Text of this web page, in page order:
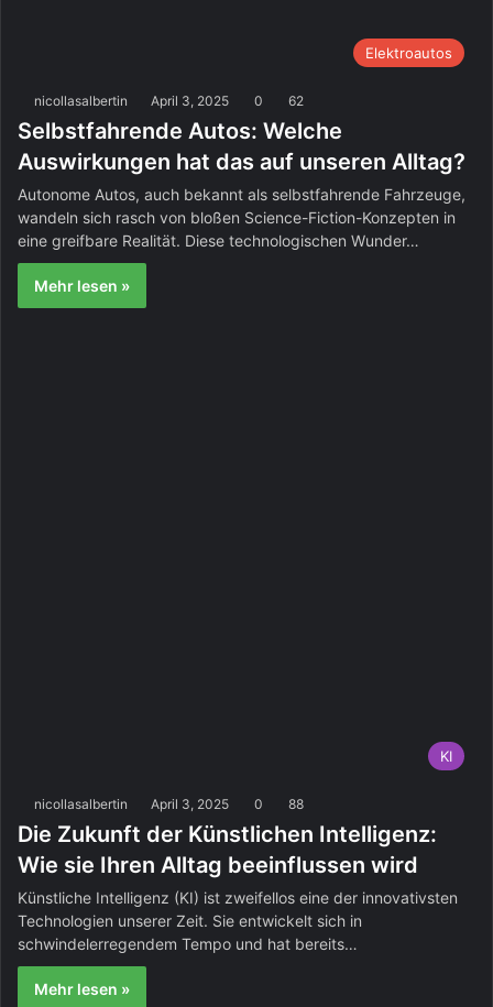
Elektroautos
nicollasalbertin April 3, 2025 0 62
Selbstfahrende Autos: Welche
Auswirkungen hat das auf unseren Alltag?
Autonome Autos, auch bekannt als selbstfahrende Fahrzeuge,
wandeln sich rasch von bloßen Science-Fiction-Konzepten in
eine greifbare Realität. Diese technologischen Wunder…
Mehr lesen »
KI
nicollasalbertin April 3, 2025 0 88
Die Zukunft der Künstlichen Intelligenz:
Wie sie Ihren Alltag beeinflussen wird
Künstliche Intelligenz (KI) ist zweifellos eine der innovativsten
Technologien unserer Zeit. Sie entwickelt sich in
schwindelerregendem Tempo und hat bereits…
Mehr lesen »